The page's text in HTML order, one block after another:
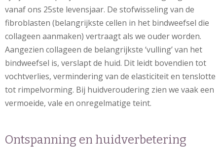
vanaf ons 25ste levensjaar. De stofwisseling van de
fibroblasten (belangrijkste cellen in het bindweefsel die
collageen aanmaken) vertraagt als we ouder worden.
Aangezien collageen de belangrijkste ‘vulling’ van het
bindweefsel is, verslapt de huid. Dit leidt bovendien tot
vochtverlies, vermindering van de elasticiteit en tenslotte
tot rimpelvorming. Bij huidveroudering zien we vaak een
vermoeide, vale en onregelmatige teint.
Ontspanning en huidverbetering